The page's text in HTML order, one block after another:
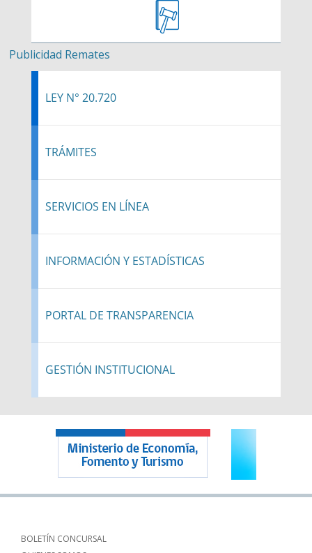
Publicidad Remates
LEY N° 20.720
TRÁMITES
SERVICIOS EN LÍNEA
INFORMACIÓN Y ESTADÍSTICAS
PORTAL DE TRANSPARENCIA
GESTIÓN INSTITUCIONAL
BOLETÍN CONCURSAL